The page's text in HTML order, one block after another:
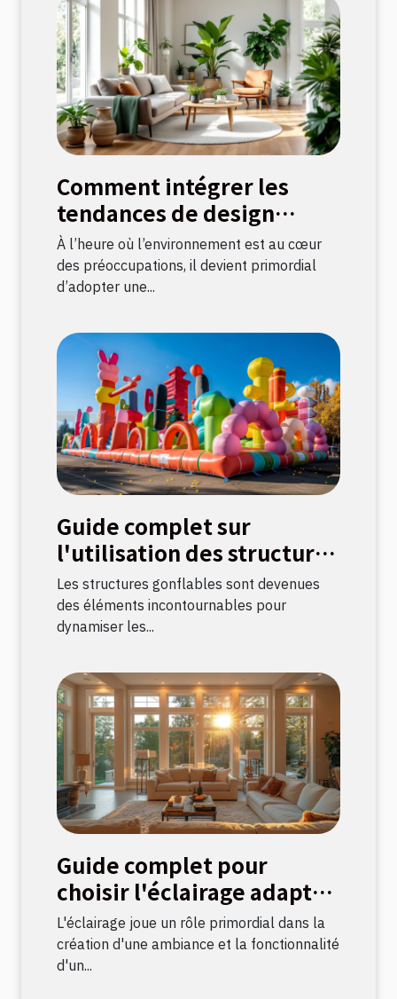
Comment intégrer les
tendances de design
durable dans votre
décoration intérieure
À l’heure où l’environnement est au cœur
des préoccupations, il devient primordial
d’adopter une...
Guide complet sur
l'utilisation des structures
gonflables pour
événements
Les structures gonflables sont devenues
des éléments incontournables pour
dynamiser les...
Guide complet pour
choisir l'éclairage adapté
à chaque pièce
L'éclairage joue un rôle primordial dans la
création d'une ambiance et la fonctionnalité
d'un...